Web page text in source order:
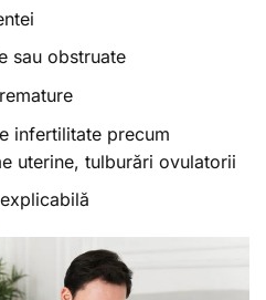
sau obstruate
infertilitate precum
uterine, tulburări ovulatorii